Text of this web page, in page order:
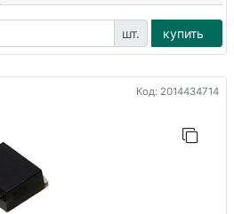
шт. купить
Код: 2014434714